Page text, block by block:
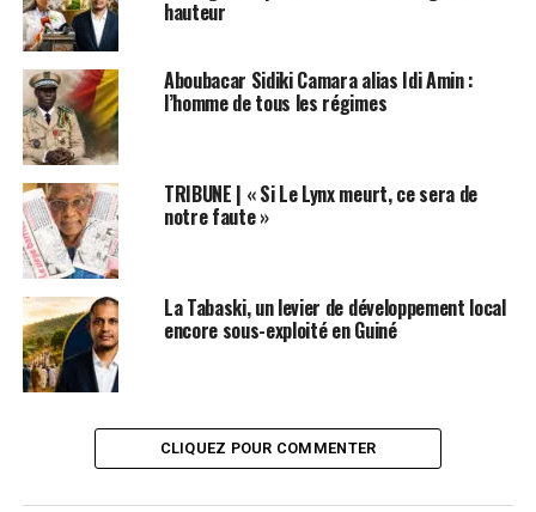
Mamadou Ciré Barry pour Kumpital.com
Post Views: 1 196
ETIQUETTES
SUIVANT
Convocation de Cellou Dalein à la CRIEF : « il n’a pas
reçu de convocation » (Joachim Baba Millimono )
Meurtre de Thierno Mamadou Diallo : le Gouvernement
annonce l’ouverture d’une enquête judiciaire
hauteur
Aboubacar Sidiki Camara alias Idi Amin :
l’homme de tous les régimes
TRIBUNE | « Si Le Lynx meurt, ce sera de
notre faute »
La Tabaski, un levier de développement local
encore sous-exploité en Guiné
CLIQUEZ POUR COMMENTER